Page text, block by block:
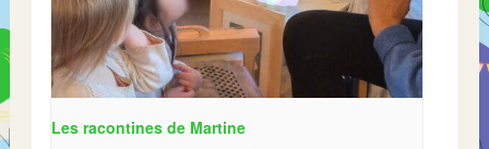
Les racontines de Martine